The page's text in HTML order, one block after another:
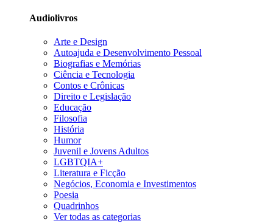
Audiolivros
Arte e Design
Autoajuda e Desenvolvimento Pessoal
Biografias e Memórias
Ciência e Tecnologia
Contos e Crônicas
Direito e Legislação
Educação
Filosofia
História
Humor
Juvenil e Jovens Adultos
LGBTQIA+
Literatura e Ficção
Negócios, Economia e Investimentos
Poesia
Quadrinhos
Ver todas as categorias